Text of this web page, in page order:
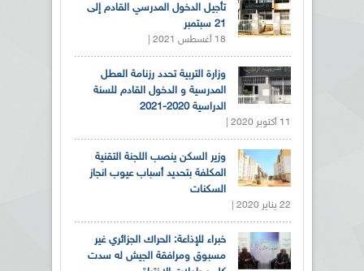
تأجيل الدخول المدرسي القادم إلى
21 سبتمبر
18 أغسطس 2021 |
وزارة التربية تحدد رزنامة العطل
المدرسية و الدخول القادم للسنة
الدراسية 2020-2021
11 أكتوبر 2020 |
وزير السكن ينصب اللجنة التقنية
المكلفة بتحديد أسباب عيوب انجاز
السكنات
22 يناير 2020 |
خبراء للإذاعة: الحراك الجزائري غير
مسبوق ومرافقة الجيش له سدت